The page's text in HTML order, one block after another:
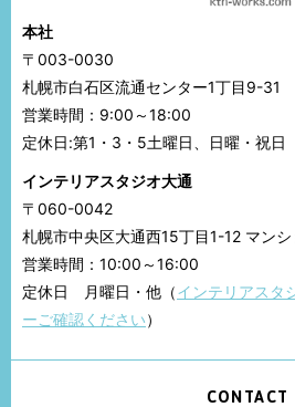
本社
〒003-0030
札幌市白石区流通センター1丁目9-31
営業時間：9:00～18:00
定休日:第1・3・5土曜日、日曜・祝日
インテリアスタジオ大通
〒060-0042
札幌市中央区大通西15丁目1-12 マン
営業時間：10:00～16:00
定休日 月曜日・他（インテリアスタ
ーご確認ください）
CONTACT